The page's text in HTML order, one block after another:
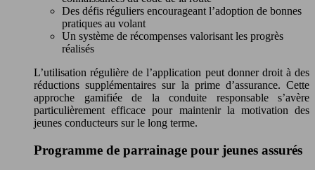
Des défis réguliers encourageant l’adoption de bonnes
pratiques au volant
Un système de récompenses valorisant les progrès
réalisés
L’utilisation régulière de l’application peut donner droit à des
réductions supplémentaires sur la prime d’assurance. Cette
approche gamifiée de la conduite responsable s’avère
particulièrement efficace pour maintenir la motivation des
jeunes conducteurs sur le long terme.
Programme de parrainage pour jeunes assurés